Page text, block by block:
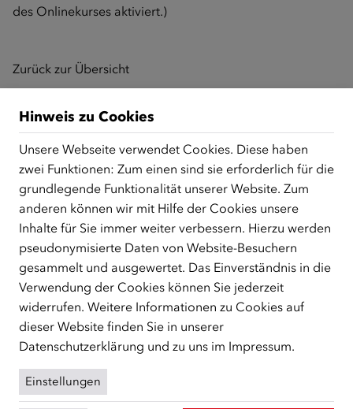
des Onlinekurses aktiviert.)
Zurück zur Übersicht
ÜBER UNS
Der Österreichische Integrationsfonds (ÖIF) ist ein Fonds der
Republik Österreich, der Flüchtlinge, subsidiär
Schutzberechtigte, Vertriebene sowie Zuwander/innen als
zentrale Anlaufstelle bei der Integration in Österreich
unterstützt.
mehr
FacebookYouTubeInstagramLinkedIn
Über den ÖIF
Der Österreichische Integrationsfonds (ÖIF)
Presse
Informationen erhalten
Hinweis zu Cookies
Unsere Webseite verwendet Cookies. Diese haben
zwei Funktionen: Zum einen sind sie erforderlich für die
grundlegende Funktionalität unserer Website. Zum
anderen können wir mit Hilfe der Cookies unsere
Inhalte für Sie immer weiter verbessern. Hierzu werden
pseudonymisierte Daten von Website-Besuchern
gesammelt und ausgewertet. Das Einverständnis in die
Verwendung der Cookies können Sie jederzeit
widerrufen. Weitere Informationen zu Cookies auf
dieser Website finden Sie in unserer
Datenschutzerklärung und zu uns im Impressum.
Einstellungen